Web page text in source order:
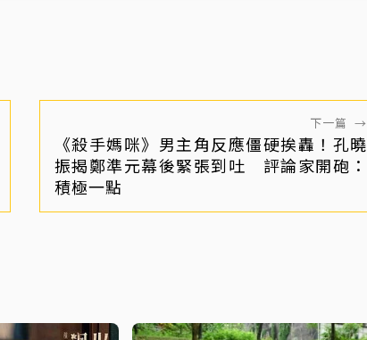
下一篇 →
《殺手媽咪》男主角反應僵硬挨轟！孔曉
振揭鄭準元幕後緊張到吐 評論家開砲：
積極一點